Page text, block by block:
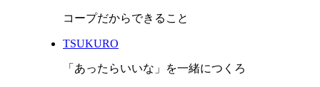
コープだからできること
TSUKURO
「あったらいいな」を一緒につくろ